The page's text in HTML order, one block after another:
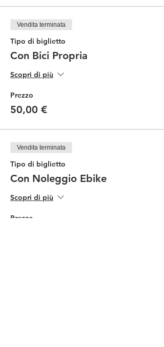
Vendita terminata
Tipo di biglietto
Con Bici Propria
Scopri di più
Prezzo
50,00 €
Vendita terminata
Tipo di biglietto
Con Noleggio Ebike
Scopri di più
Prezzo